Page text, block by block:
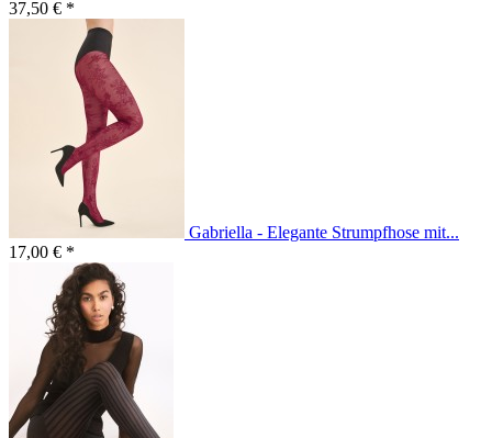
37,50 € *
Gabriella - Elegante Strumpfhose mit...
17,00 € *